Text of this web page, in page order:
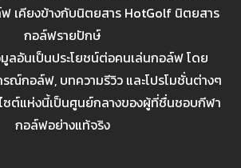
ฟ เคียงข้างกับนิตยสาร HotGolf นิตยสาร
กอล์ฟรายปักษ์
ลอันเป็นประโยชน์ต่อคนเล่นกอล์ฟ โดย
รณ์กอล์ฟ, บทความรีวิว และโปรโมชั่นต่างๆ
ซต์แห่งนี้เป็นศูนย์กลางของผู้ที่ชื่นชอบกีฬา
กอล์ฟอย่างแท้จริง